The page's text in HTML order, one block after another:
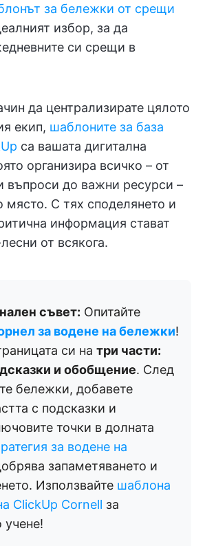
за бележки от срещи
избор, за да
си срещи в
да централизирате цялото
екип, шаблоните за база
са вашата дигитална
организира всичко – от
въпроси до важни ресурси –
място. С тях споделянето и
информация стават
от всякога.
съвет: Опитайте
за водене на бележки!
си на три части:
и обобщение. След
бележки, добавете
с подсказки и
точки в долната
за водене на
запаметяването и
Използвайте шаблона
ClickUp Cornell за
учене!